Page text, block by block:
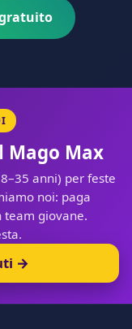
Mago Max
anni) per feste
noi: paga
giovane.
→